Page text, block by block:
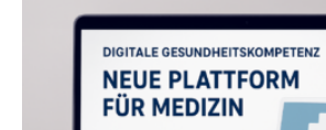
und Boris Burr von der Ruhr-
dafür eine technische Schnittstelle,
physiologische Daten in Echtzeit an
übermittelt werden können. Die